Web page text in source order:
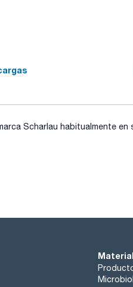
Scharlau habitualmente en